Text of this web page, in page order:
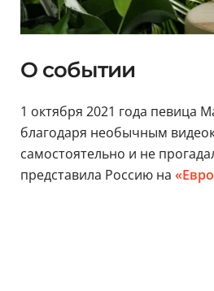
О событии
1 октября 2021 года певица
благодаря необычным
самостоятельно и не
представила Россию на